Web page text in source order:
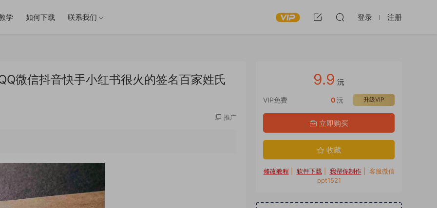
学 如何下载 联系我们 登录 注册
微信抖音快手小红书很火的签名百家姓氏
推广
9.9 沅
VIP免费 升级VIP
0沅
立即购买
收藏
修改教程 软件下载 我帮你制作| 客服微信
ppt1521